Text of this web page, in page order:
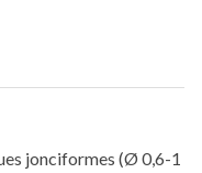
jonciformes (Ø 0,6-1